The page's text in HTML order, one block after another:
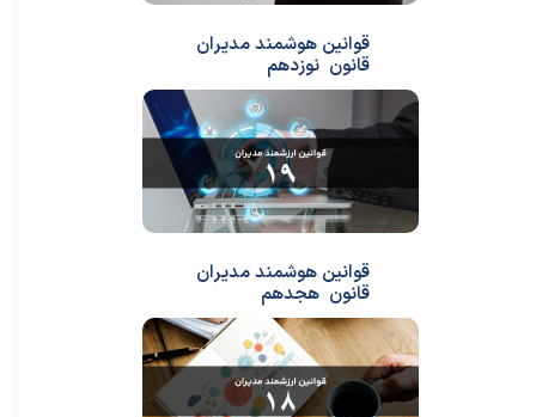
قوانین هوشمند مدیران
قانون نوزدهم
قوانین هوشمند مدیران
قانون هجدهم